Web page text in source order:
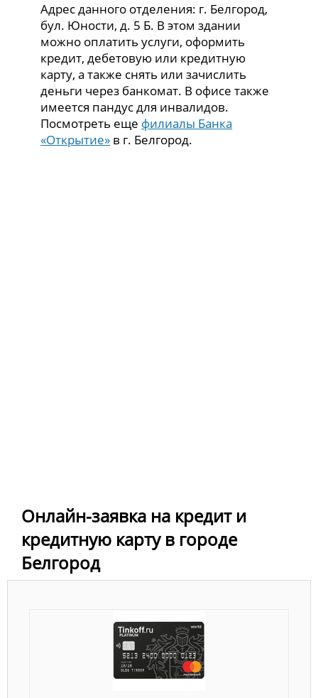
Адрес данного отделения: г. Белгород,
бул. Юности, д. 5 Б. В этом здании
можно оплатить услуги, оформить
кредит, дебетовую или кредитную
карту, а также снять или зачислить
деньги через банкомат. В офисе также
имеется пандус для инвалидов.
Посмотреть еще филиалы Банка
«Открытие» в г. Белгород.
Онлайн-заявка на кредит и
кредитную карту в городе
Белгород